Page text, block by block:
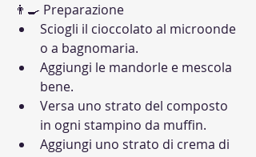
👨‍🍳 Preparazione
Sciogli il cioccolato al microonde
o a bagnomaria.
Aggiungi le mandorle e mescola
bene.
Versa uno strato del composto
in ogni stampino da muffin.
Aggiungi uno strato di crema di